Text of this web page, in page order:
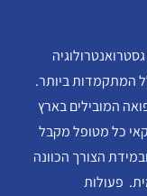
המתקמדות ביותר.
המובילים בארץ
כל מטופל מקבל
הצורך הכוונה
פעולות